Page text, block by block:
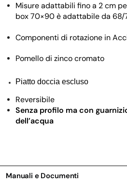
Misure adattabili fino a 2 cm
box 70×90 è adattabile da
Componenti di rotazione in
Pomello di zinco cromato
Piatto doccia escluso
Reversibile
Senza profilo ma con
dell’acqua
Manuali e Documenti